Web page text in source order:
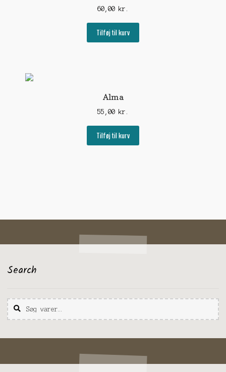
60,00 kr.
Tilføj til kurv
Alma
55,00 kr.
Tilføj til kurv
Search
Søg
efter:
Søg